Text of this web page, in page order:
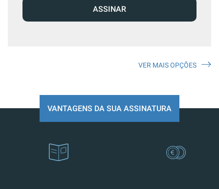
ASSINAR
VER MAIS OPÇÕES
VANTAGENS DA SUA ASSINATURA